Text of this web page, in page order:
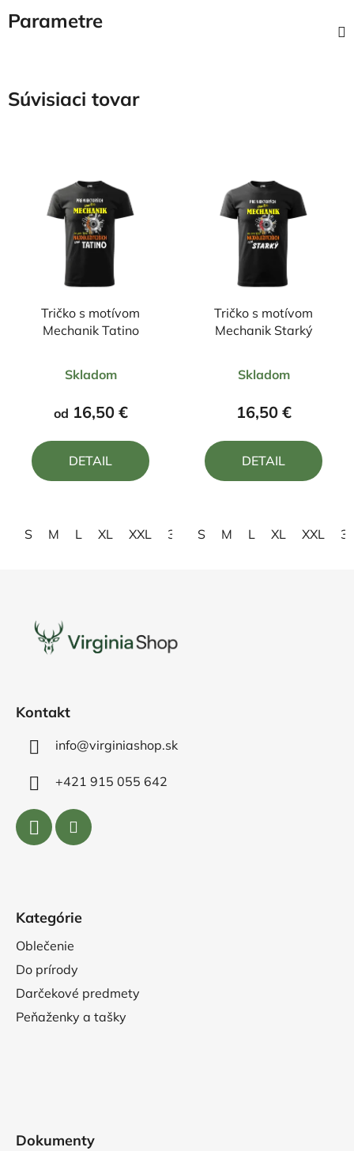
Parametre
Súvisiaci tovar
Tričko s motívom
Mechanik Tatino
hodnotenie
produktu
je
5,0
z
Skladom
od 16,50 €
DETAIL
S M L XL XXL 3XL 4XL
Tričko s motívom
Mechanik Starký
hodnotenie
produktu
5,0
z
Skladom
16,50 €
DETAIL
S M L XL XXL
Kontakt
info@virginiashop.sk
+421 915 055 642
Kategórie
Oblečenie
Do prírody
Darčekové predmety
Peňaženky a tašky
Dokumenty